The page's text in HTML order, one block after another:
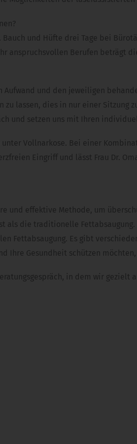
und Hüfte drei Tage bei
anspruchsvollen Berufen beträgt
und den jeweiligen
lassen, dies in nur einer Sitzung
und setzen uns mit Ihren
Vollnarkose. Bei einer
Eingriff und lässt Frau Dr.
effektive Methode, um
die traditionelle
Es gibt
Ihre Gesundheit schützen
in dem wir gezielt